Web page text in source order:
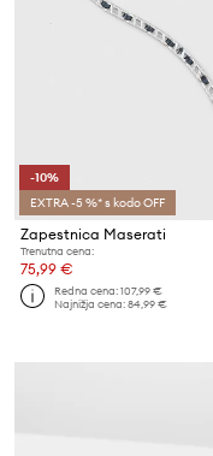
-10%
EXTRA -5 %* s kodo OFF
Zapestnica Maserati
Trenutna cena:
75,99 €
Redna cena:107,99 €
Najnižja cena:84,99 €